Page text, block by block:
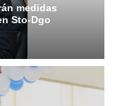
medidas
Sto-Dgo